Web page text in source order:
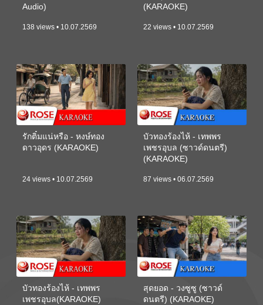
Audio)
138 views • 10.07.2569
(KARAOKE)
22 views • 10.07.2569
รักติ๋มแน่หรือ - หงษ์ทอง
ดาวอุดร (KARAOKE)
24 views • 10.07.2569
บัวทองร้องไห้ - เทพพร
เพชรอุบล (ซาวด์ดนตรี)
(KARAOKE)
87 views • 06.07.2569
บัวทองร้องไห้ - เทพพร
เพชรอุบล(KARAOKE)
สุดยอด - วงซูซู (ซาวด์
ดนตรี) (KARAOKE)